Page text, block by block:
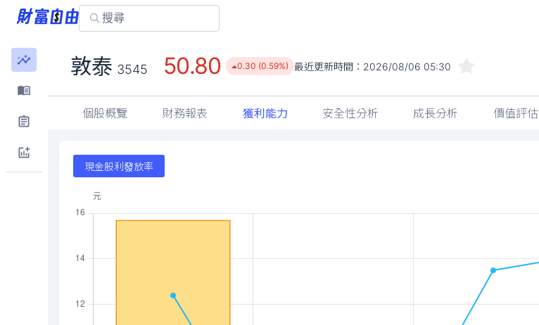
敦泰 3545 50.80 0.30 (0.59%) 最近更新時間： 2026/08/06 05:30
個股概覽 財務報表 獲利能力 安全性分析 成長分析 價值評估
現金股利發放率